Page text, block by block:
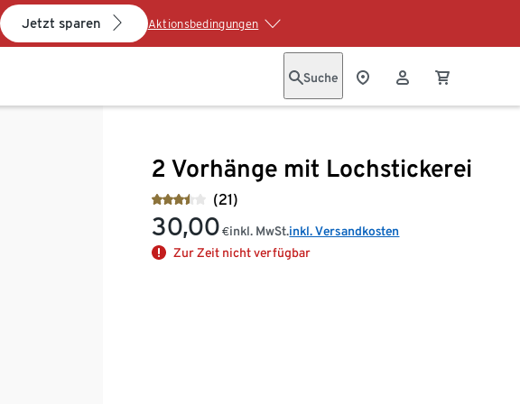
Jetzt sparen Aktionsbedingungen
Suche
2 Vorhänge mit Lochstickerei
(21)
30,00 €inkl. MwSt.inkl. Versandkosten
Zur Zeit nicht verfügbar